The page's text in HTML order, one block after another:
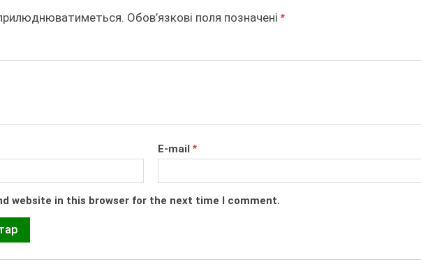
Обов’язкові поля позначені *
E-mail *
website in this browser for the next time I comment.